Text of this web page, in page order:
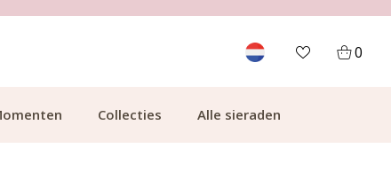
0
Collecties Alle sieraden